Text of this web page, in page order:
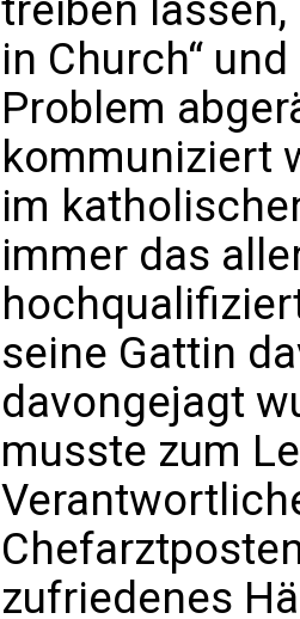
in Church“
Problem
kommuniziert
im
immer das
seine Gattin
davongejagt
musste zum
zufriedenes